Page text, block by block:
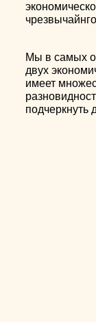
Мы в самых
двух
имеет
подчеркнуть